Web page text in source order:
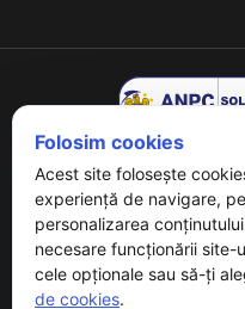
Copyrights © 2026
Folosim cookies
Acest site folosește
experiență de navigare,
personalizarea
necesare funcționării
cele opționale sau să-ți
de cookies.